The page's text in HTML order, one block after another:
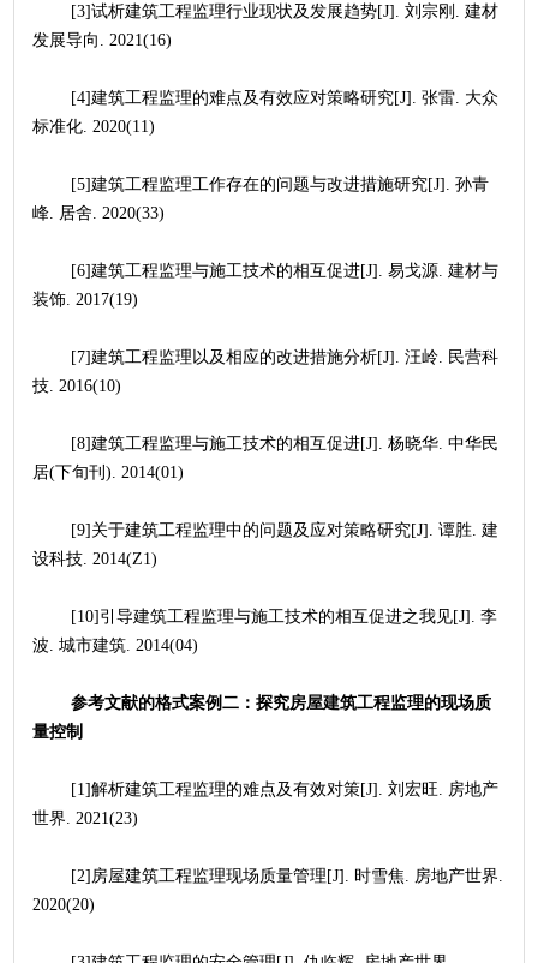
发展导向. 2021(16)
标准化. 2020(11)
峰. 居舍. 2020(33)
装饰. 2017(19)
技. 2016(10)
居(下旬刊). 2014(01)
设科技. 2014(Z1)
波. 城市建筑. 2014(04)
参考文献的格式案例二：探究房屋建筑工程监理的现场质
量控制
世界. 2021(23)
2020(20)